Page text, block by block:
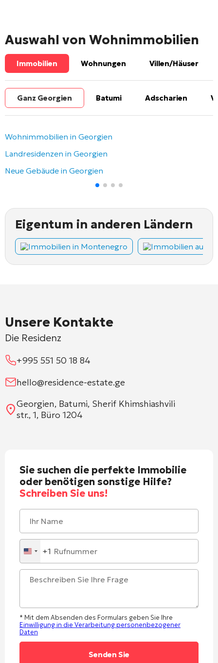
Auswahl von Wohnimmobilien
Immobilien Wohnungen Villen/Häuser
Ganz Georgien Batumi Adscharien
Wohnimmobilien in Georgien
Landresidenzen in Georgien
Neue Gebäude in Georgien
Eigentum in anderen Ländern
Immobilien in Montenegro Immobilien auf
Unsere Kontakte
Die Residenz
+995 551 50 18 84
hello@residence-estate.ge
Georgien, Batumi, Sherif Khimshiashvili
str., 1, Büro 1204
Sie suchen die perfekte Immobilie
oder benötigen sonstige Hilfe?
Schreiben Sie uns!
United
States
+1
+1
* Mit dem Absenden des Formulars geben Sie Ihre
Einwilligung in die Verarbeitung personenbezogener
Daten